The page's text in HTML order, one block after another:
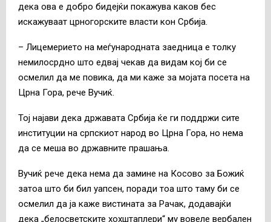
дека ова е добро бидејќи покажува каков бес
искажуваат црногорските власти кон Србија.
– Лицемерието на меѓународната заедница е толку
немилосрдно што едвај чекав да видам кој би се
осмелил да ме повика, да ми каже за мојата посета на
Црна Гора, рече Вучиќ.
Тој најави дека државата Србија ќе ги поддржи сите
институции на српскиот народ во Црна Гора, но нема
да се меша во државните прашања.
Вучиќ рече дека нема да замине на Косово за Божиќ
затоа што би бил уапсен, поради тоа што таму би се
осмелил да ја каже вистината за Рачак, додавајќи
дека „белосветските хохштаплери“ му вовеле вербален